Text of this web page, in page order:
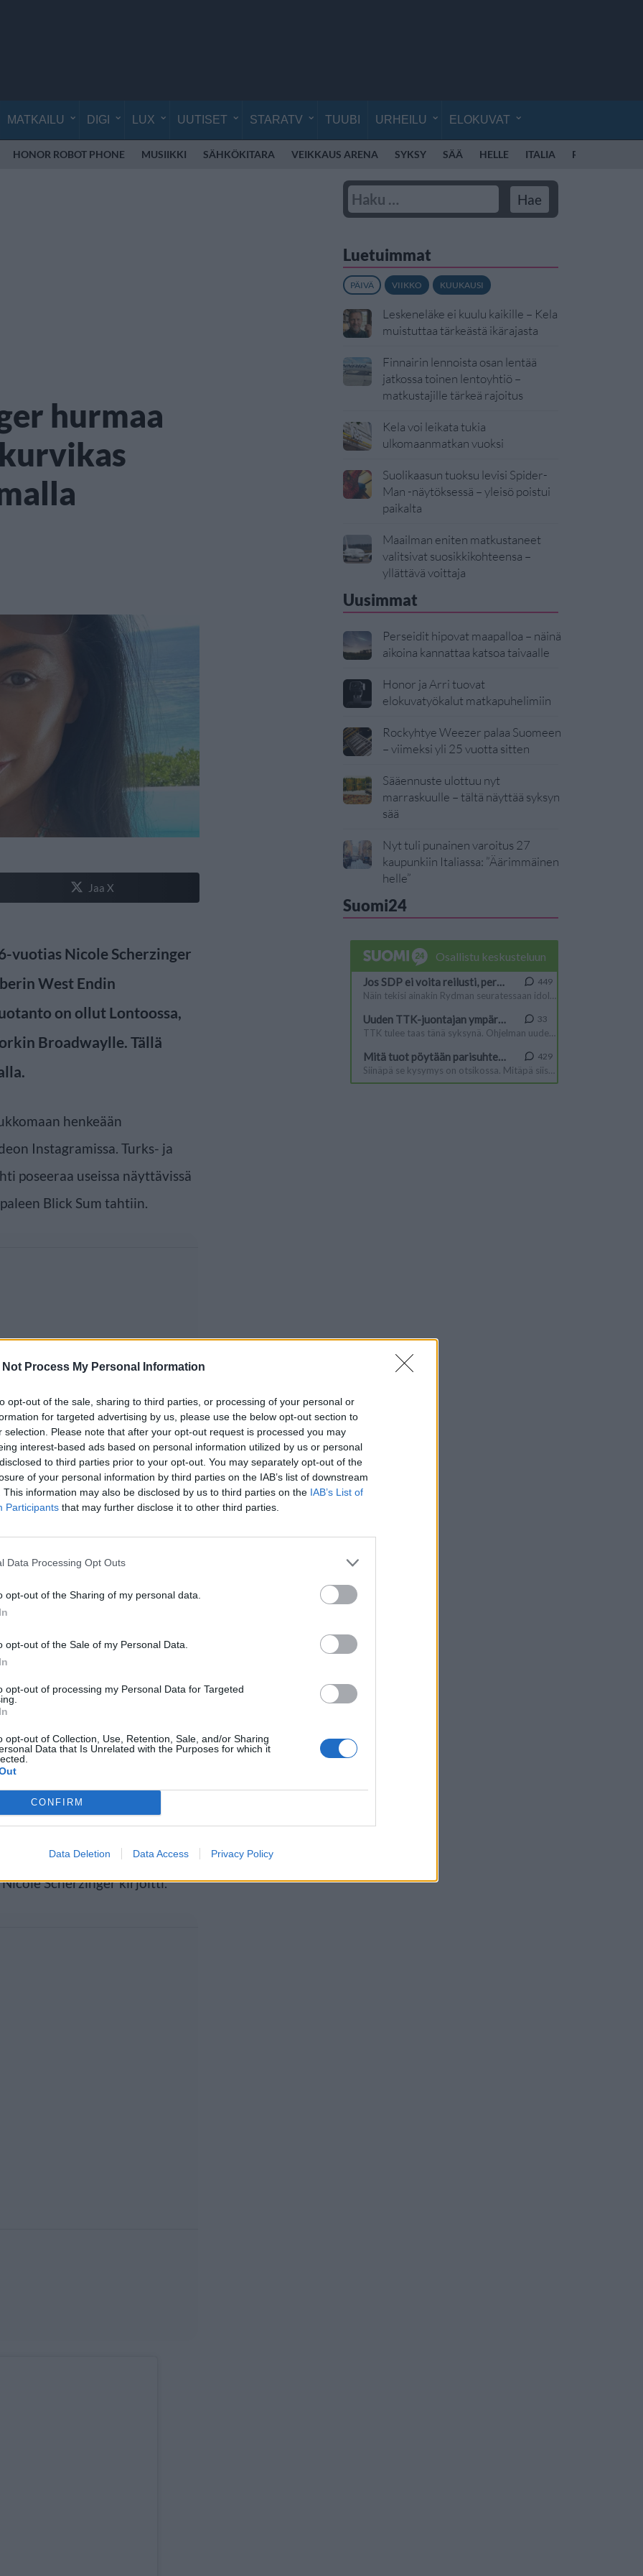
Not Process My Personal Information
opt-out of the sale, sharing to third parties, or processing of your personal or
for targeted advertising by us, please use the below opt-out section to
selection. Please note that after your opt-out request is processed you may
interest-based ads based on personal information utilized by us or personal
to third parties prior to your opt-out. You may separately opt-out of the
of your personal information by third parties on the IAB’s list of downstream
This information may also be disclosed by us to third parties on the IAB’s List of
Participants that may further disclose it to other third parties.
Data Processing Opt Outs
opt-out of the Sharing of my personal data.
opt-out of the Sale of my Personal Data.
opt-out of processing my Personal Data for Targeted
opt-out of Collection, Use, Retention, Sale, and/or Sharing
Data that Is Unrelated with the Purposes for which it
CONFIRM
Data Deletion Data Access Privacy Policy
MATKAILU DIGI LUX UUTISET STARATV TUUBI URHEILU ELOKUVAT
HONOR ROBOT PHONE MUSIIKKI SÄHKÖKITARA VEIKKAUS ARENA SYKSY SÄÄ HELLE ITALIA ROOMA
hurmaa
Jaa X
vuotias Nicole Scherzinger
West Endin
on ollut Lontoossa,
Broadwaylle. Tällä
henkeään
Instagramissa. Turks- ja
poseeraa useissa näyttävissä
Blick Sum tahtiin.
mustavalkoisessa
sen jälkeen näyttävään
seuraavaksi Nicole esiintyy
ja lopuksi lähes kaiken
vain mustat
Scherzinger kirjoitti.
Luetuimmat
PÄIVÄ VIIKKO KUUKAUSI
Leskeneläke ei kuulu kaikille – Kela
muistuttaa tärkeästä ikärajasta
Finnairin lennoista osan lentää
jatkossa toinen lentoyhtiö –
matkustajille tärkeä rajoitus
Kela voi leikata tukia
ulkomaanmatkan vuoksi
Suolikaasun tuoksu levisi Spider-
Man -näytöksessä – yleisö poistui
paikalta
Maailman eniten matkustaneet
valitsivat suosikkikohteensa –
yllättävä voittaja
Uusimmat
Perseidit hipovat maapalloa – näinä
aikoina kannattaa katsoa taivaalle
Honor ja Arri tuovat
elokuvatyökalut matkapuhelimiin
Rockyhtye Weezer palaa Suomeen
– viimeksi yli 25 vuotta sitten
Sääennuste ulottuu nyt
marraskuulle – tältä näyttää syksyn
sää
Nyt tuli punainen varoitus 27
kaupunkiin Italiassa: ”Äärimmäinen
helle”
Suomi24